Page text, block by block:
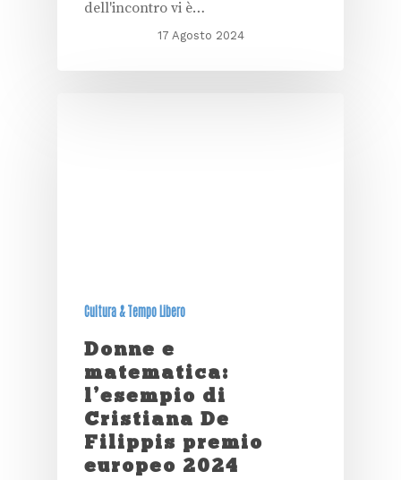
dell'incontro vi è…
17 Agosto 2024
Cultura & Tempo Libero
Donne e
matematica:
l’esempio di
Cristiana De
Filippis premio
europeo 2024